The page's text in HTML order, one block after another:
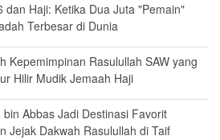
dan Haji: Ketika Dua Juta "Pemain"
Terbesar di Dunia
Kepemimpinan Rasulullah SAW yang
Hilir Mudik Jemaah Haji
bin Abbas Jadi Destinasi Favorit
Jejak Dakwah Rasulullah di Taif